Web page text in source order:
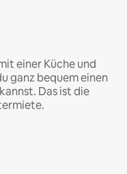
einer Küche und
ganz bequem einen
Das ist die